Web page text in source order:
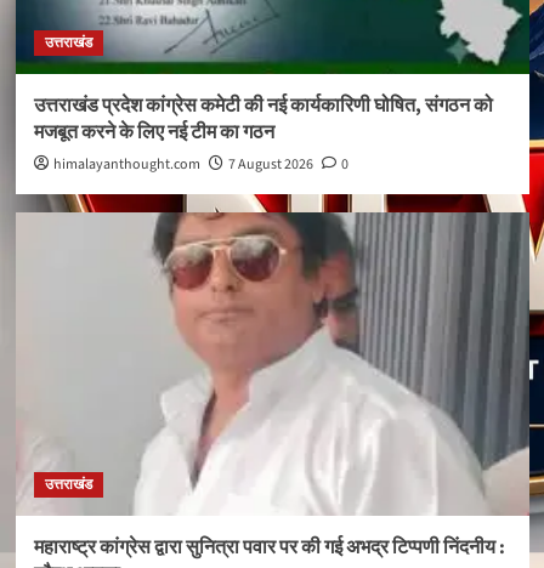
उत्तराखंड
उत्तराखंड प्रदेश कांग्रेस कमेटी की नई कार्यकारिणी घोषित, संगठन को
मजबूत करने के लिए नई टीम का गठन
himalayanthought.com 7 August 2026 0
उत्तराखंड
महाराष्ट्र कांग्रेस द्वारा सुनित्रा पवार पर की गई अभद्र टिप्पणी निंदनीय :